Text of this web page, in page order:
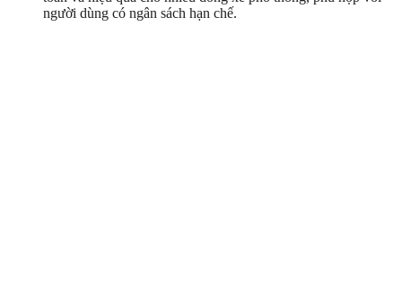
người dùng có ngân sách hạn chế.